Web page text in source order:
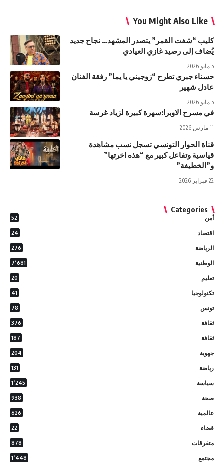
You Might Also Like
كليب “شفت القمر” يتصدر المشهد… نجاح جديد
يُضاف إلى رصيد غازي العيادي
حسناء جبري تطرح “زوجيني يا يما” رفقة الفنان
عادل شهير
في مسرح الاوبرا:سهرة كبيرة لزياد غرسة
قناة الحوار التونسي تسجل نسب مشاهدة
قياسية وتفاعل كبير مع “هذه اخرتها”
و”الخطيفة”
Categories
أمن 52
اقتصاد 24
الرياضة 276
الوطنية 7٬681
تعليم 20
تكنولوجيا 41
تونس 78
ثقافة 376
ثقافة 187
جهوية 204
رياضة 131
سياسة 1٬245
صحة 938
عالمية 626
قضاء 22
متفرقات 878
مجتمع 1٬448